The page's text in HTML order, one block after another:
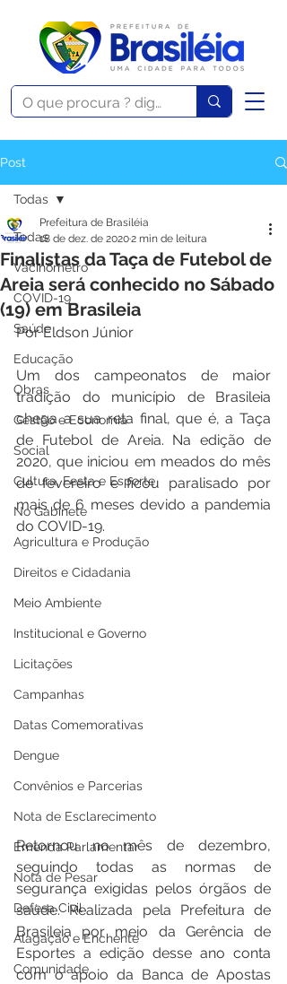
Post
Todas
Vacinômetro
COVID-19
Saúde
Educação
Obras
Gestão e Economia
Social
Cultura, Festa e Esporte
No Gabinete
Agricultura e Produção
Direitos e Cidadania
Meio Ambiente
Institucional e Governo
Licitações
Campanhas
Datas Comemorativas
Dengue
Convênios e Parcerias
Nota de Esclarecimento
Emenda Parlamentar
Nota de Pesar
Defesa Civil
Alagação e Enchente
Comunidade
Todas
Finalistas da Taça de Futebol de
Areia será conhecido no Sábado
(19) em Brasileia
Prefeitura de Brasiléia
18 de dez. de 20202 min de leitura
Por Eldson Júnior
Um dos campeonatos de maior
tradição do município de Brasileia
chega a sua reta final, que é, a Taça
de Futebol de Areia. Na edição de
2020, que iniciou em meados do mês
de fevereiro e ficou paralisado por
mais de 6 meses devido a pandemia
do COVID-19.
Retornou no mês de dezembro,
seguindo todas as normas de
segurança exigidas pelos órgãos de
saúde. Realizada pela Prefeitura de
Brasileia por meio da Gerência de
Esportes a edição desse ano conta
com o apoio da Banca de Apostas